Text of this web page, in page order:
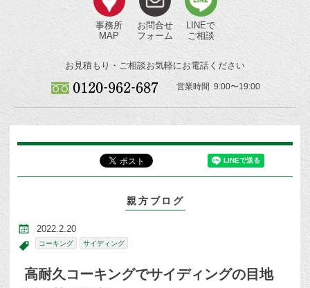
事務所
MAP
お問合せ
フォーム
LINEで
ご相談
お見積もり・ご相談お気軽にお電話ください
営業時間 9:00〜19:00
親方ブログ
2022.2.20
コーキング サイディング
高耐久コーキングでサイディングの目地